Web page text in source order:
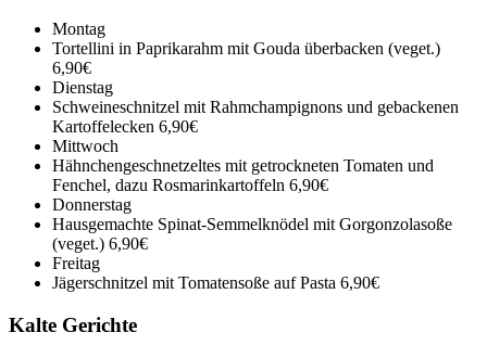
Montag
Tortellini in Paprikarahm mit Gouda überbacken (veget.)
6,90€
Dienstag
Schweineschnitzel mit Rahmchampignons und gebackenen
Kartoffelecken 6,90€
Mittwoch
Hähnchengeschnetzeltes mit getrockneten Tomaten und
Fenchel, dazu Rosmarinkartoffeln 6,90€
Donnerstag
Hausgemachte Spinat-Semmelknödel mit Gorgonzolasoße
(veget.) 6,90€
Freitag
Jägerschnitzel mit Tomatensoße auf Pasta 6,90€
Kalte Gerichte